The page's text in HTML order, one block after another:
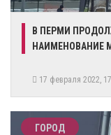
В ПЕРМИ
НАИМЕНОВАНИЕ
17 февраля 2022,
ГОРОД